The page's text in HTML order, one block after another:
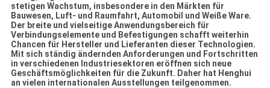
stetigen Wachstum, insbesondere in den Märkten für
Bauwesen, Luft- und Raumfahrt, Automobil und Weiße Ware.
Der breite und vielseitige Anwendungsbereich für
Verbindungselemente und Befestigungen schafft weiterhin
Chancen für Hersteller und Lieferanten dieser Technologien.
Mit sich ständig ändernden Anforderungen und Fortschritten
in verschiedenen Industriesektoren eröffnen sich neue
Geschäftsmöglichkeiten für die Zukunft. Daher hat Henghui
an vielen internationalen Ausstellungen teilgenommen.